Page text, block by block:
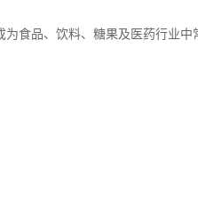
食品、饮料、糖果及医药行业